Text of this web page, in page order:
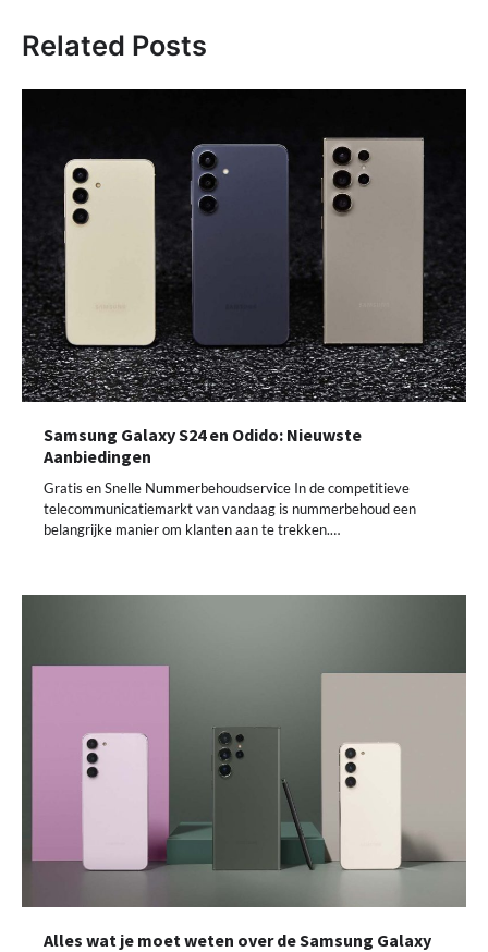
Related Posts
Samsung Galaxy S24 en Odido: Nieuwste
Aanbiedingen
Gratis en Snelle Nummerbehoudservice In de competitieve
telecommunicatiemarkt van vandaag is nummerbehoud een
belangrijke manier om klanten aan te trekken.…
Alles wat je moet weten over de Samsung Galaxy